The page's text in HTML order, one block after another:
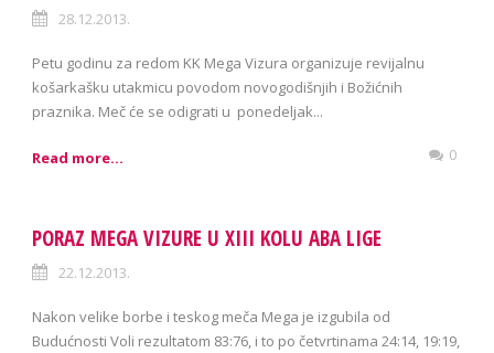
28.12.2013.
Petu godinu za redom KK Mega Vizura organizuje revijalnu
košarkašku utakmicu povodom novogodišnjih i Božićnih
praznika. Meč će se odigrati u ponedeljak...
Read more... 0
PORAZ MEGA VIZURE U XIII KOLU ABA LIGE
22.12.2013.
Nakon velike borbe i teskog meča Mega je izgubila od
Budućnosti Voli rezultatom 83:76, i to po četvrtinama 24:14, 19:19,